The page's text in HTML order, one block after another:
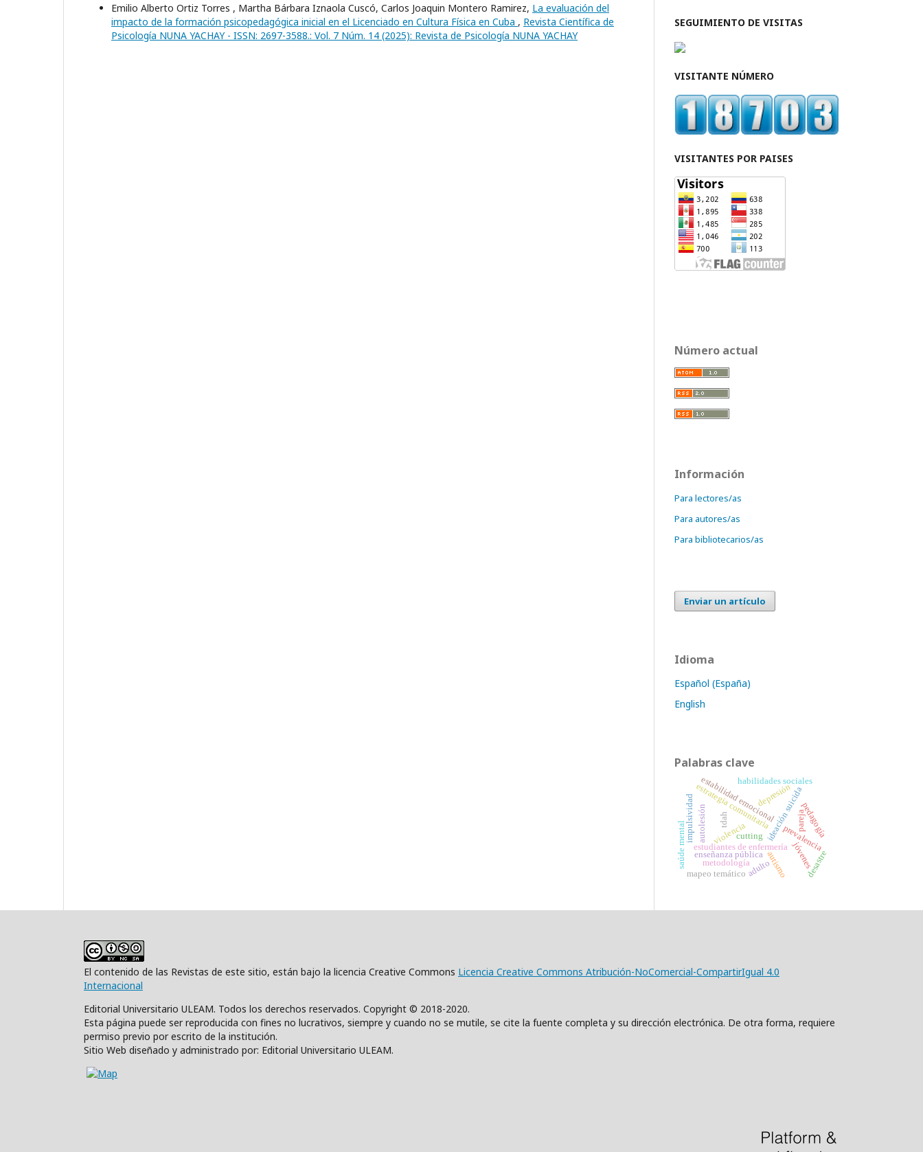
Emilio Alberto Ortiz Torres , Martha Bárbara Iznaola Cuscó, Carlos Joaquin Montero Ramirez, La evaluación del
impacto de la formación psicopedagógica inicial en el Licenciado en Cultura Física en Cuba , Revista Científica de
Psicología NUNA YACHAY - ISSN: 2697-3588.: Vol. 7 Núm. 14 (2025): Revista de Psicología NUNA YACHAY
SEGUIMIENTO DE VISITAS
VISITANTE NÚMERO
VISITANTES POR PAISES
Número actual
Información
Para lectores/as
Para autores/as
Para bibliotecarios/as
Enviar un artículo
Idioma
Español (España)
English
Palabras clave
violencia
estudiantes de enfermería
estrategia comunitariaideación suicida
jóvenes
estabilidad emocional
autolesión cutting
impulsividad tdah
depresión
prevalencia
habilidades sociales
autismo
enseñanza pública
adulto
metodología
pareja
saúde mental
pedagogía
mapeo temático desastre
El contenido de las Revistas de este sitio, están bajo la licencia Creative Commons Licencia Creative Commons Atribución-NoComercial-CompartirIgual 4.0
Internacional
Editorial Universitario ULEAM. Todos los derechos reservados. Copyright © 2018-2020.
Esta página puede ser reproducida con fines no lucrativos, siempre y cuando no se mutile, se cite la fuente completa y su dirección electrónica. De otra forma, requiere
permiso previo por escrito de la institución.
Sitio Web diseñado y administrado por: Editorial Universitario ULEAM.